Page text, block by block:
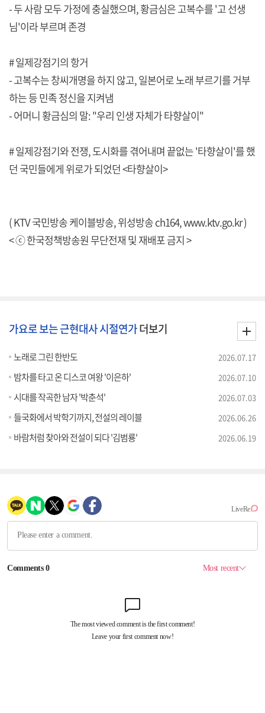
- 두 사람 모두 가정에 충실했으며, 황금심은 고복수를 '고 선생
님'이라 부르며 존경
# 일제강점기의 항거
- 고복수는 창씨개명을 하지 않고, 일본어로 노래 부르기를 거부
하는 등 민족 정신을 지켜냄
- 어머니 황금심의 말: "우리 인생 자체가 타향살이"
# 일제강점기와 전쟁, 도시화를 겪어내며 끝없는 '타향살이'를 했
던 국민들에게 위로가 되었던 <타향살이>
( KTV 국민방송 케이블방송, 위성방송 ch164,www.ktv.go.kr)
< ⓒ 한국정책방송원 무단전재 및 재배포 금지 >
가요로 보는 근현대사 시절연가더보기
노래로 그린 한반도 2026.07.17
밤차를 타고 온 디스코 여왕 '이은하' 2026.07.10
시대를 작곡한 남자 '박춘석' 2026.07.03
들국화에서 박학기까지, 전설의 레이블 2026.06.26
바람처럼 찾아와 전설이 되다 '김범룡' 2026.06.19